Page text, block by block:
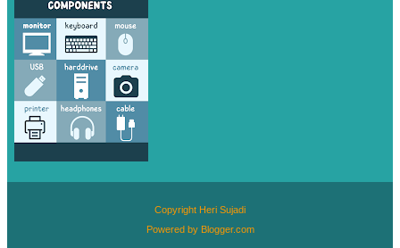
Copyright Heri Sujadi
Powered by Blogger.com